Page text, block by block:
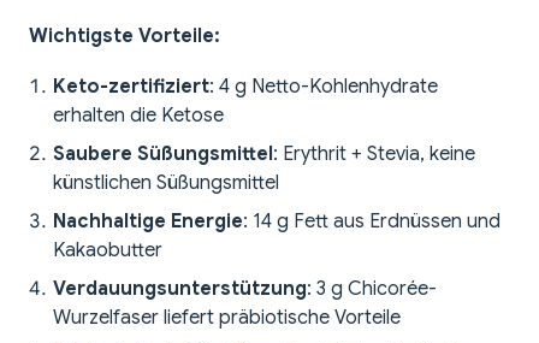
Wichtigste Vorteile:
Keto-zertifiziert: 4 g Netto-Kohlenhydrate
erhalten die Ketose
Saubere Süßungsmittel: Erythrit + Stevia, keine
künstlichen Süßungsmittel
Nachhaltige Energie: 14 g Fett aus Erdnüssen und
Kakaobutter
Verdauungsunterstützung: 3 g Chicorée-
Wurzelfaser liefert präbiotische Vorteile